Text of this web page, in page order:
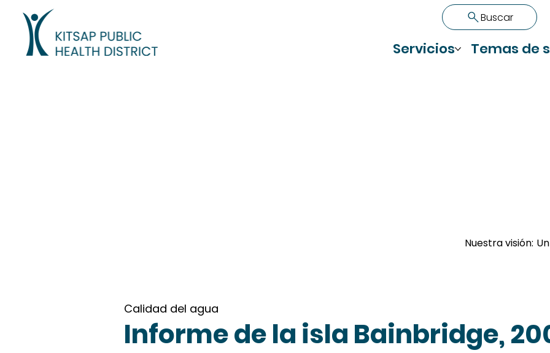
Buscar
Servicios Temas de
Calidad del agua
Informe de la isla Bainbridge,
Nuestra visión: